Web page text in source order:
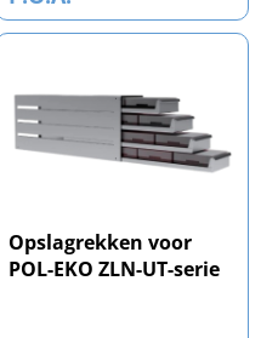
Opslagrekken voor
POL-EKO ZLN-UT-serie